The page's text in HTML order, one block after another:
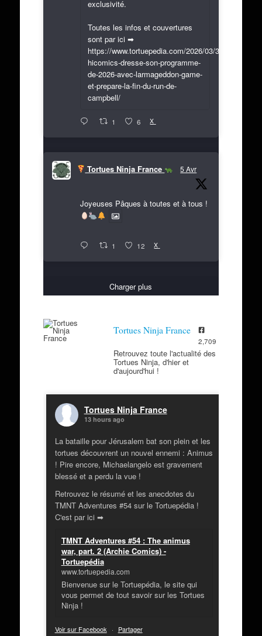
exclusivité.
Toutes les infos et couvertures
sont par ici ➡
https://www.tortuepedia.com/2026/03/31/exclusif-
hicomics-dresse-son-programme-
de-2026-avec-larmageddon-game-
et-prepare-la-fin-du-run-de-
campbell/
1 6 X
Tortues Ninja France 5 Avr
Joyeuses Pâques à toutes et à tous !
1 12 X
Charger plus
Tortues Ninja France
2,709
Retrouvez toute l'actualité des
Tortues Ninja, d'hier et
d'aujourd'hui !
Tortues Ninja France
13 hours ago
La bataille pour Jérusalem bat son plein et les
tortues découvrent un nouvel ennemi : Animus
! Pire encore, Michaelangelo est gravement
blessé et a perdu la vue !
Retrouvez le résumé et les anecdotes du
TMNT Adventures #54 sur le Tortuepédia !
C'est par ici ➡
TMNT Adventures #54 : The animus
war, part. 2 (Archie Comics) -
Tortuepédia
www.tortuepedia.com
Bienvenue sur le Tortuepédia, le site qui
vous permet de tout savoir sur les Tortues
Ninja !
Voir sur Facebook · Partager